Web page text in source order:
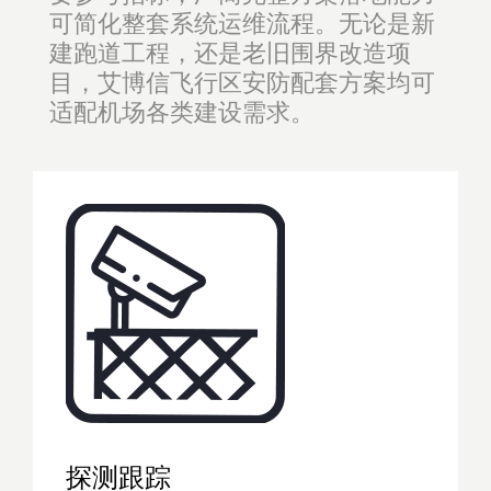
可简化整套系统运维流程。无论是新
建跑道工程，还是老旧围界改造项
目，艾博信飞行区安防配套方案均可
适配机场各类建设需求。
探测跟踪